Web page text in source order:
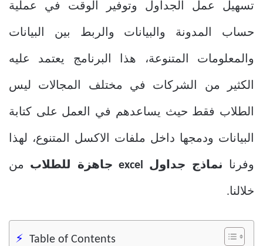
تسهيل عمل الجداول وتوفير الوقت في عملية
حساب المدونة والبيانات والربط بين البيانات
والمعلومات المتنوعة، هذا البرنامج يعتمد عليه
الكثير من الشركات في مختلف المجالات ليس
الطلاب فقط حيث يساعدهم في العمل على كتابة
البيانات ودمجها داخل ملفات الاكسل المتنوع، لهذا
وفرنا نماذج جداول excel جاهزة للطلاب من
خلالنا.
Table of Contents